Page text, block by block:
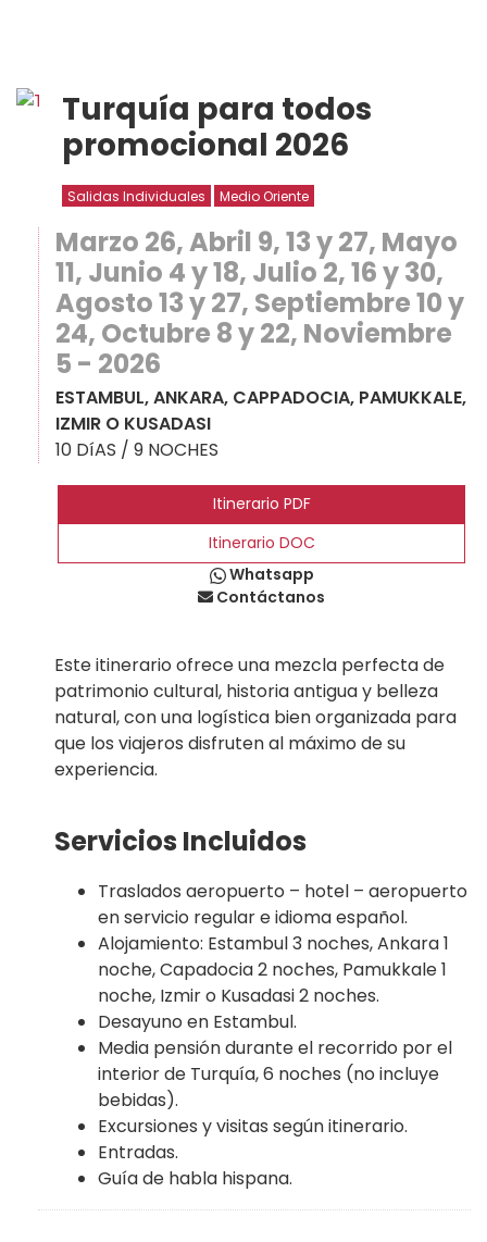
Turquía para todos
promocional 2026
Salidas Individuales Medio Oriente
Marzo 26, Abril 9, 13 y 27, Mayo
11, Junio 4 y 18, Julio 2, 16 y 30,
Agosto 13 y 27, Septiembre 10 y
24, Octubre 8 y 22, Noviembre
5 - 2026
ESTAMBUL, ANKARA, CAPPADOCIA, PAMUKKALE,
IZMIR O KUSADASI
10 DíAS / 9 NOCHES
Itinerario PDF
Itinerario DOC
Whatsapp
Contáctanos
Este itinerario ofrece una mezcla perfecta de
patrimonio cultural, historia antigua y belleza
natural, con una logística bien organizada para
que los viajeros disfruten al máximo de su
experiencia.
Servicios Incluidos
Traslados aeropuerto – hotel – aeropuerto
en servicio regular e idioma español.
Alojamiento: Estambul 3 noches, Ankara 1
noche, Capadocia 2 noches, Pamukkale 1
noche, Izmir o Kusadasi 2 noches.
Desayuno en Estambul.
Media pensión durante el recorrido por el
interior de Turquía, 6 noches (no incluye
bebidas).
Excursiones y visitas según itinerario.
Entradas.
Guía de habla hispana.